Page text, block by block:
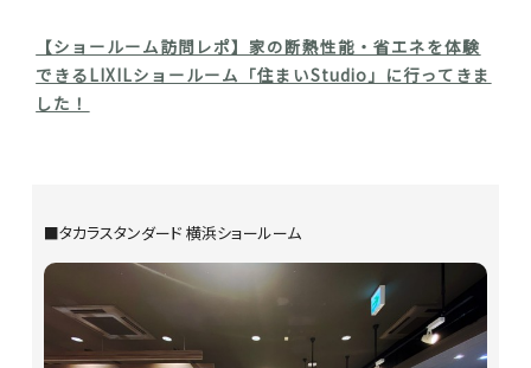
【ショールーム訪問レポ】家の断熱性能・省エネを体験
できるLIXILショールーム「住まいStudio」に行ってきま
した！
■タカラスタンダード 横浜ショールーム